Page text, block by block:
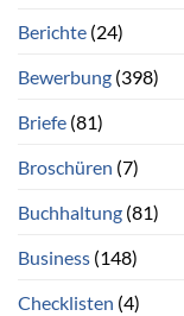
Berichte (24)
Bewerbung (398)
Briefe (81)
Broschüren (7)
Buchhaltung (81)
Business (148)
Checklisten (4)